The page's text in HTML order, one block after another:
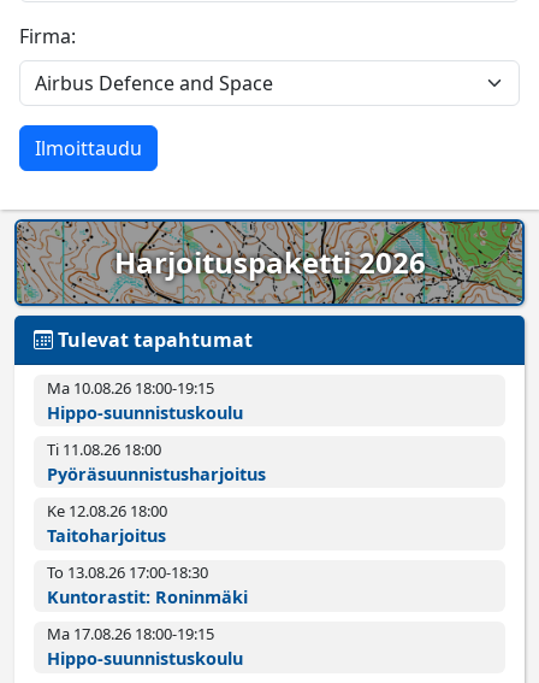
Firma:
Harjoituspaketti 2026
Tulevat tapahtumat
Ma 10.08.26 18:00­-19:15
Hippo-suunnistuskoulu
Ti 11.08.26 18:00­
Pyörä­suunnistus­harjoitus
Ke 12.08.26 18:00­
Taitoharjoitus
To 13.08.26 17:00­-18:30
Kuntorastit: Roninmäki
Ma 17.08.26 18:00­-19:15
Hippo-suunnistuskoulu